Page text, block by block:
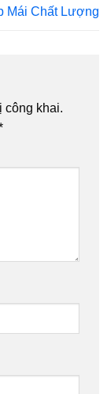
Mái Chất Lượng
công khai.